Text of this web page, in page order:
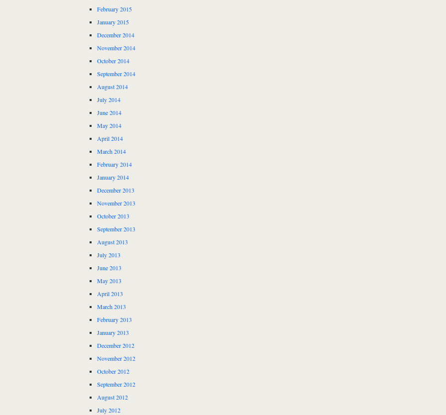
February 2015
January 2015
December 2014
November 2014
October 2014
September 2014
August 2014
July 2014
June 2014
May 2014
April 2014
March 2014
February 2014
January 2014
December 2013
November 2013
October 2013
September 2013
August 2013
July 2013
June 2013
May 2013
April 2013
March 2013
February 2013
January 2013
December 2012
November 2012
October 2012
September 2012
August 2012
July 2012